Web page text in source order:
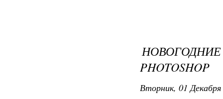
PHOTOSHOP
Вторник, 01